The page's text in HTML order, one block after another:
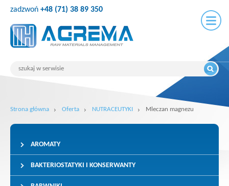
zadzwoń +48 (71) 38 89 350
Strona główna Oferta NUTRACEUTYKI Mleczan magnezu
AROMATY
BAKTERIOSTATYKI I KONSERWANTY